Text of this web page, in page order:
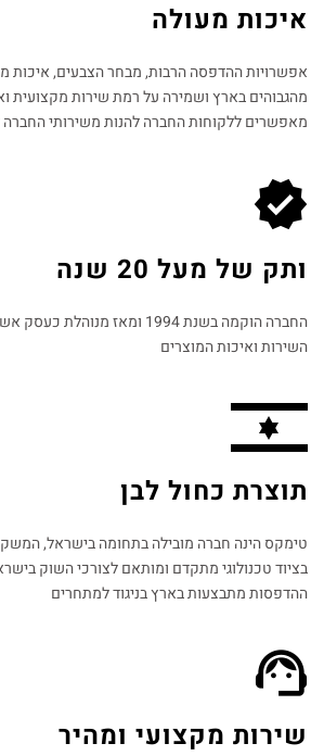
איכות מעולה
אפשרויות ההדפסה הרבות, מבחר הצבעים, איכות
מהגבוהים בארץ ושמירה על רמת שירות מקצועית
מאפשרים ללקוחות החברה להנות משירותי החברה
ותק של מעל 20 שנה
החברה הוקמה בשנת 1994 ומאז
השירות ואיכות המוצרים
תוצרת כחול לבן
טימקס הינה חברה מובילה בתחומה בישראל,
בציוד טכנולוגי מתקדם ומותאם לצורכי השוק
ההדפסות מתבצעות בארץ בניגוד למתחרים​
שירות מקצועי ומהיר